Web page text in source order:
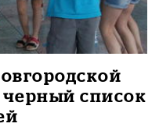
черный список